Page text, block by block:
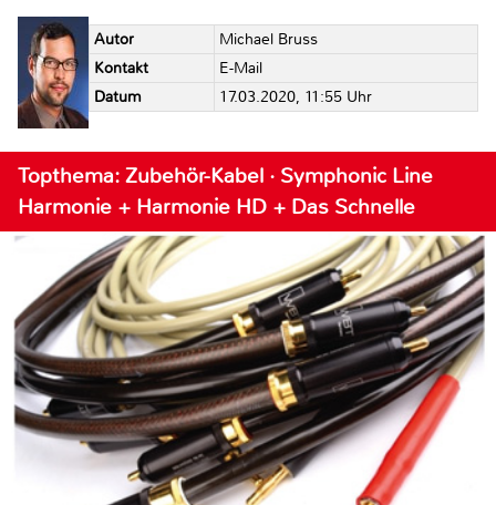
Autor
Michael Bruss
Kontakt
E-Mail
Datum
17.03.2020, 11:55 Uhr
Topthema: Zubehör-Kabel · Symphonic Line
Harmonie + Harmonie HD + Das Schnelle